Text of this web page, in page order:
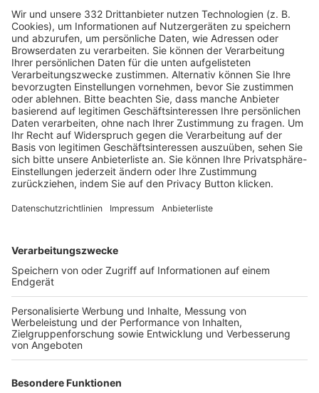
HÄUFIG BESUCHTE SEITEN
Pässe und Vereinswechsel
Trainerausbildung
Schulungsangebot Vereinsmitarbeiter
BFV-Geschäftsstellen
Trainerbörse
Login SpielPlus
FOLGE DEM BFV
TOP-VEREINE
TOP-PARTNER